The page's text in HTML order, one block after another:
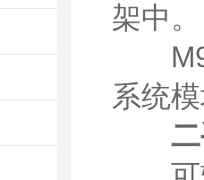
架中。
系统